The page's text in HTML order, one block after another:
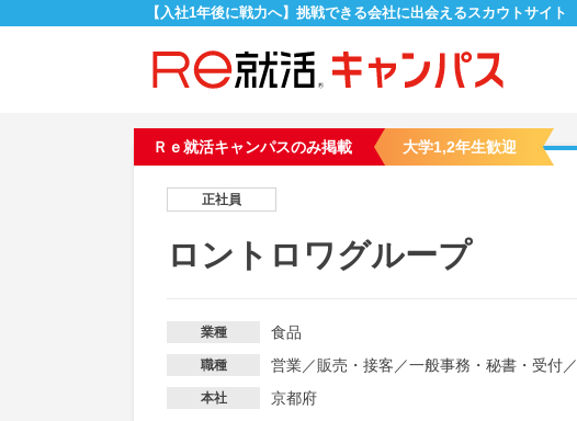
【入社1年後に戦力へ】挑戦できる会社に出会えるスカウトサイト
Ｒｅ就活キャンパスのみ掲載 大学1,2年生歓迎
正社員
ロントロワグループ
業種 食品
職種 営業／販売・接客 ／一般事務・秘書・受付／
本社 京都府